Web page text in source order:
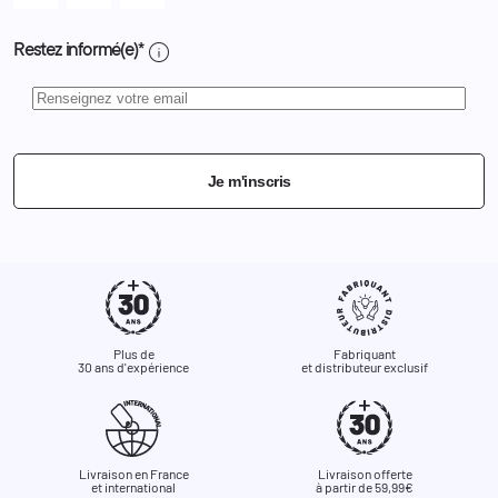
Restez informé(e)* info
Je m'inscris
Plus de
30 ans d'expérience
Fabriquant
et distributeur exclusif
Livraison en France
et international
Livraison offerte
à partir de 59,99€